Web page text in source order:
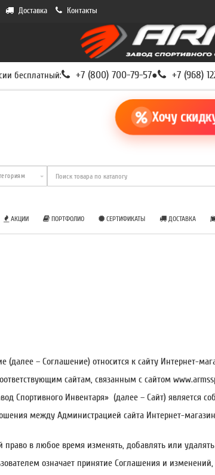
Доставка Контакты
бесплатный: +7 (800) 700-79-57● +7 (968)
Хочу
АКЦИИ ПОРТФОЛИО СЕРТИФИКАТЫ ДОСТАВКА
«28» сентября
(далее – Соглашение) относится к сайту Интернет-
сайтам, связанным с сайтом
Спортивного Инвентаря» (далее – Сайт) является
между Администрацией сайта Интернет-
право в любое время изменять, добавлять или
означает принятие Соглашения и